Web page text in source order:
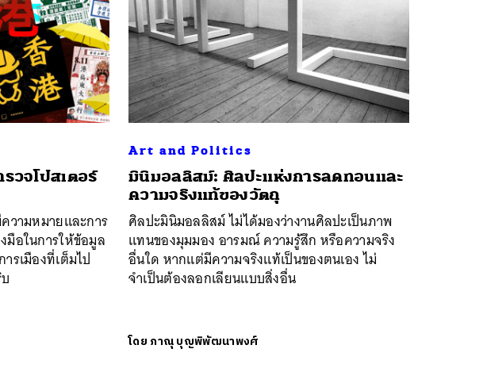
วจโปสเตอร์
วามหมายและการ
อในการให้ข้อมูล
รเมืองที่เต็มไป
Art and Politics
มินิมอลลิสม์: ศิลปะแห่งการลดทอนและ
ความจริงแท้ของวัตถุ
ศิลปะมินิมอลลิสม์ ไม่ได้มองว่างานศิลปะเป็นภาพ
แทนของมุมมอง อารมณ์ ความรู้สึก หรือความจริง
อื่นใด หากแต่มีความจริงแท้เป็นของตนเอง ไม่
จำเป็นต้องลอกเลียนแบบสิ่งอื่น
โดย ภาณุ บุญพิพัฒนาพงศ์
EMAIL